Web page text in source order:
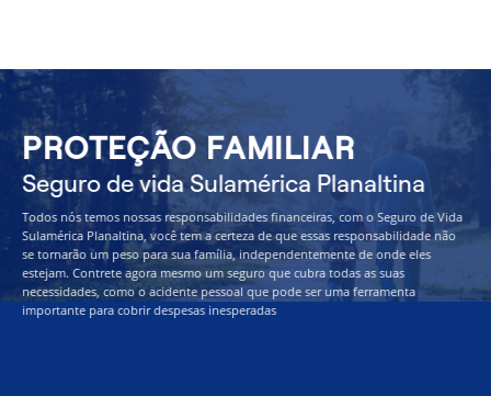
PROTEÇÃO FAMILIAR
Seguro de vida Sulamérica Planaltina
Todos nós temos nossas responsabilidades financeiras, com o Seguro de Vida
Sulamérica Planaltina, você tem a certeza de que essas responsabilidade não
se tornarão um peso para sua família, independentemente de onde eles
estejam. Contrete agora mesmo um seguro que cubra todas as suas
necessidades, como o acidente pessoal que pode ser uma ferramenta
importante para cobrir despesas inesperadas